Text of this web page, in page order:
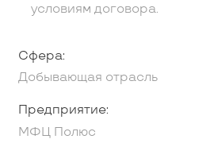
условиям договора.
Сфера:
Добывающая отрасль
Предприятие:
МФЦ Полюс